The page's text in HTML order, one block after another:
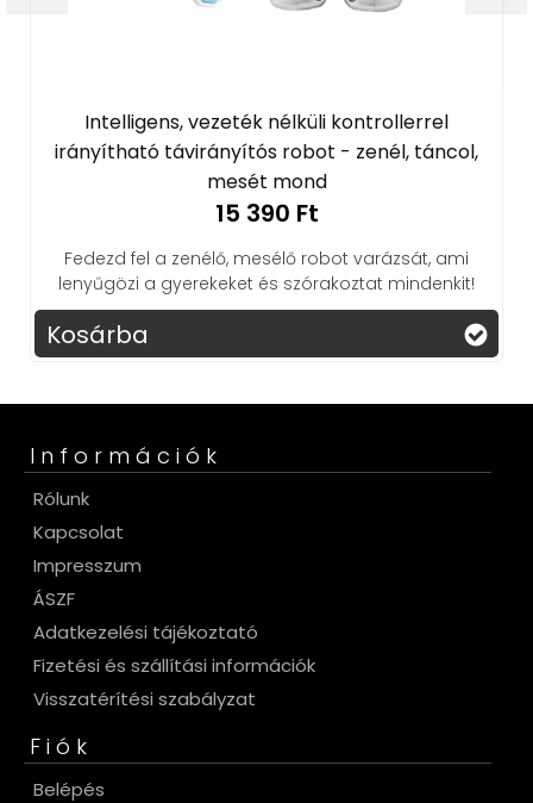
Intelligens, vezeték nélküli kontrollerrel
irányítható távirányítós robot - zenél, táncol,
mesét mond
15 390 Ft
Fedezd fel a zenélő, mesélő robot varázsát, ami
lenyűgözi a gyerekeket és szórakoztat mindenkit!
Kosárba
Információk
Rólunk
Kapcsolat
Impresszum
ÁSZF
Adatkezelési tájékoztató
Fizetési és szállítási információk
Visszatérítési szabályzat
Fiók
Belépés